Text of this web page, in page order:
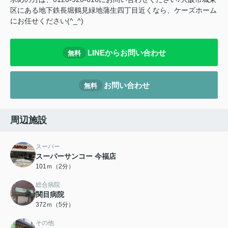
区にある地下鉄長堀鶴見緑地蒲生四丁目近くなら、ケーズホーム
にお任せください(^_^)
無料 LINEからお問い合わせ
無料 お問い合わせ
周辺施設
スーパー
スーパーサンコー 今福店
101ｍ（2分）
総合病院
関目病院
372ｍ（5分）
その他